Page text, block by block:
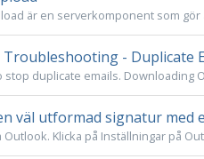
är en serverkomponent som
Troubleshooting - Duplicate
stop duplicate emails. Downloading
väl utformad signatur med
Outlook. Klicka på Inställningar på